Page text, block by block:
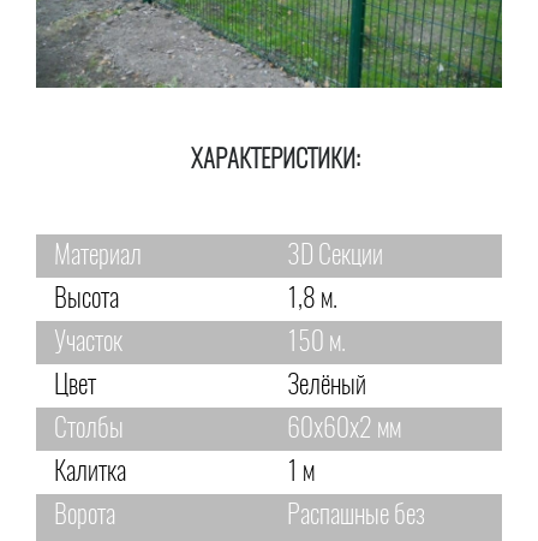
ХАРАКТЕРИСТИКИ:
Материал
3D Секции
Высота
1,8 м.
Участок
150 м.
Цвет
Зелёный
Столбы
60х60х2 мм
Калитка
1 м
Ворота
Распашные без